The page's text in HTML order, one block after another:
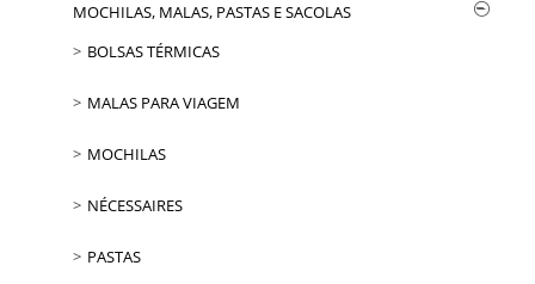
MOCHILAS, MALAS, PASTAS E SACOLAS
BOLSAS TÉRMICAS
MALAS PARA VIAGEM
MOCHILAS
NÉCESSAIRES
PASTAS